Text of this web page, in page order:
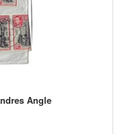
Angle